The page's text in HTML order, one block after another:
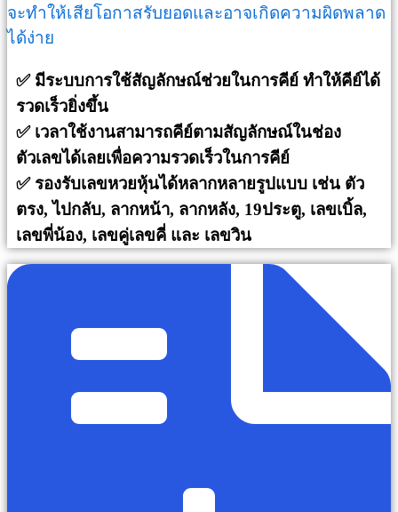
จะทำให้เสียโอกาสรับยอดและอาจเกิดความผิดพลาด
ได้ง่าย
✅ มีระบบการใช้สัญลักษณ์ช่วยในการคีย์ ทำให้คีย์ได้
รวดเร็วยิ่งขึ้น
✅ เวลาใช้งานสามารถคีย์ตามสัญลักษณ์ในช่อง
ตัวเลขได้เลยเพื่อความรวดเร็วในการคีย์
✅ รองรับเลขหวยหุ้นได้หลากหลายรูปแบบ เช่น ตัว
ตรง, ไปกลับ, ลากหน้า, ลากหลัง, 19ประตู, เลขเบิ้ล,
เลขพี่น้อง, เลขคู่เลขคี่ และ เลขวิน